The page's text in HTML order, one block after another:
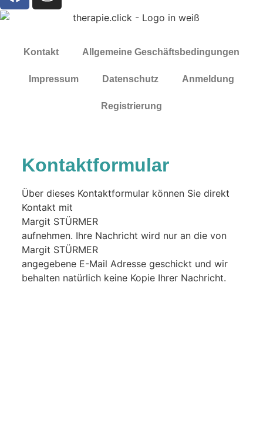
Kontakt Allgemeine Geschäftsbedingungen
Impressum Datenschutz Anmeldung
Registrierung
Kontaktformular
Über dieses Kontaktformular können Sie direkt
Kontakt mit
Margit STÜRMER
aufnehmen. Ihre Nachricht wird nur an die von
Margit STÜRMER
angegebene E-Mail Adresse geschickt und wir
behalten natürlich keine Kopie Ihrer Nachricht.